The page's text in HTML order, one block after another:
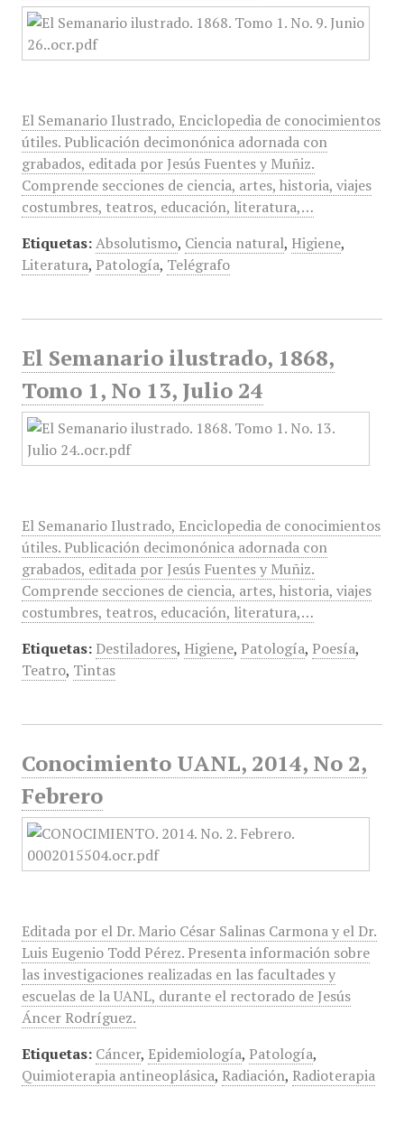
El Semanario Ilustrado, Enciclopedia de conocimientos
útiles. Publicación decimonónica adornada con
grabados, editada por Jesús Fuentes y Muñiz.
Comprende secciones de ciencia, artes, historia, viajes
costumbres, teatros, educación, literatura,…
Etiquetas: Absolutismo, Ciencia natural, Higiene,
Literatura, Patología, Telégrafo
El Semanario ilustrado, 1868,
Tomo 1, No 13, Julio 24
El Semanario Ilustrado, Enciclopedia de conocimientos
útiles. Publicación decimonónica adornada con
grabados, editada por Jesús Fuentes y Muñiz.
Comprende secciones de ciencia, artes, historia, viajes
costumbres, teatros, educación, literatura,…
Etiquetas: Destiladores, Higiene, Patología, Poesía,
Teatro, Tintas
Conocimiento UANL, 2014, No 2,
Febrero
Editada por el Dr. Mario César Salinas Carmona y el Dr.
Luis Eugenio Todd Pérez. Presenta información sobre
las investigaciones realizadas en las facultades y
escuelas de la UANL, durante el rectorado de Jesús
Áncer Rodríguez.
Etiquetas: Cáncer, Epidemiología, Patología,
Quimioterapia antineoplásica, Radiación, Radioterapia